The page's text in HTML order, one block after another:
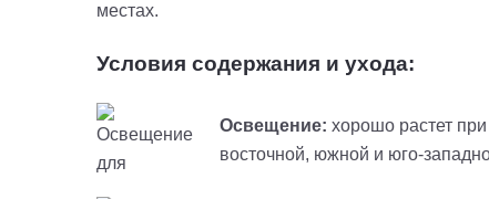
местах.
Условия содержания и ухода:
Освещение: хорошо растет
восточной, южной и юго-